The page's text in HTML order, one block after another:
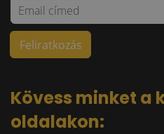
Kövess minket a
oldalakon: